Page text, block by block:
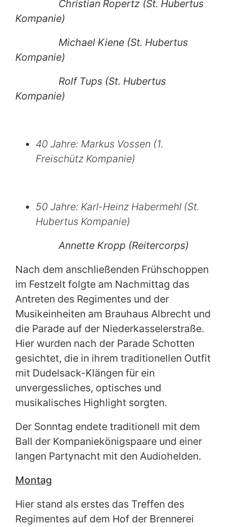
Christian Ropertz (St. Hubertus
Kompanie)
Michael Kiene (St. Hubertus
Kompanie)
Rolf Tups (St. Hubertus
Kompanie)
40 Jahre: Markus Vossen (1.
Freischütz Kompanie)
50 Jahre: Karl-Heinz Habermehl (St.
Hubertus Kompanie)
Annette Kropp (Reitercorps)
Nach dem anschließenden Frühschoppen
im Festzelt folgte am Nachmittag das
Antreten des Regimentes und der
Musikeinheiten am Brauhaus Albrecht und
die Parade auf der Niederkasselerstraße.
Hier wurden nach der Parade Schotten
gesichtet, die in ihrem traditionellen Outfit
mit Dudelsack-Klängen für ein
unvergessliches, optisches und
musikalisches Highlight sorgten.
Der Sonntag endete traditionell mit dem
Ball der Kompaniekönigspaare und einer
langen Partynacht mit den Audiohelden.
Montag
Hier stand als erstes das Treffen des
Regimentes auf dem Hof der Brennerei